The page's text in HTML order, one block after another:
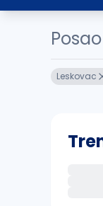
Posao
Leskovac